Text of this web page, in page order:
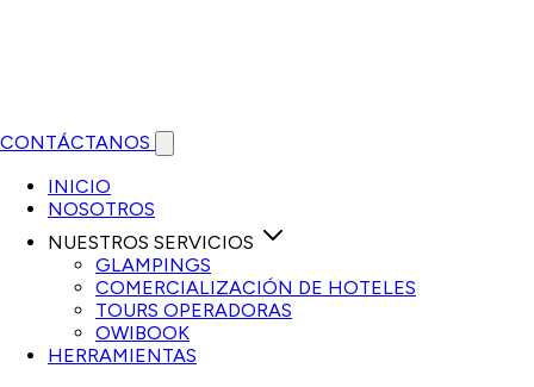
CONTÁCTANOS
INICIO
NOSOTROS
NUESTROS SERVICIOS
GLAMPINGS
COMERCIALIZACIÓN DE HOTELES
TOURS OPERADORAS
OWIBOOK
HERRAMIENTAS